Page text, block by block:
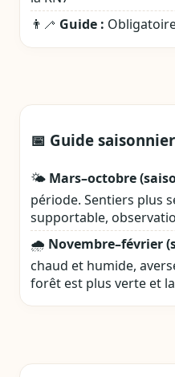
👨‍🦯 Guide :
📅 Guide saisonnier
🌤️ Mars–octobre
période. Sentiers plus
supportable,
🌧️ Novembre–février
chaud et humide,
forêt est plus verte et